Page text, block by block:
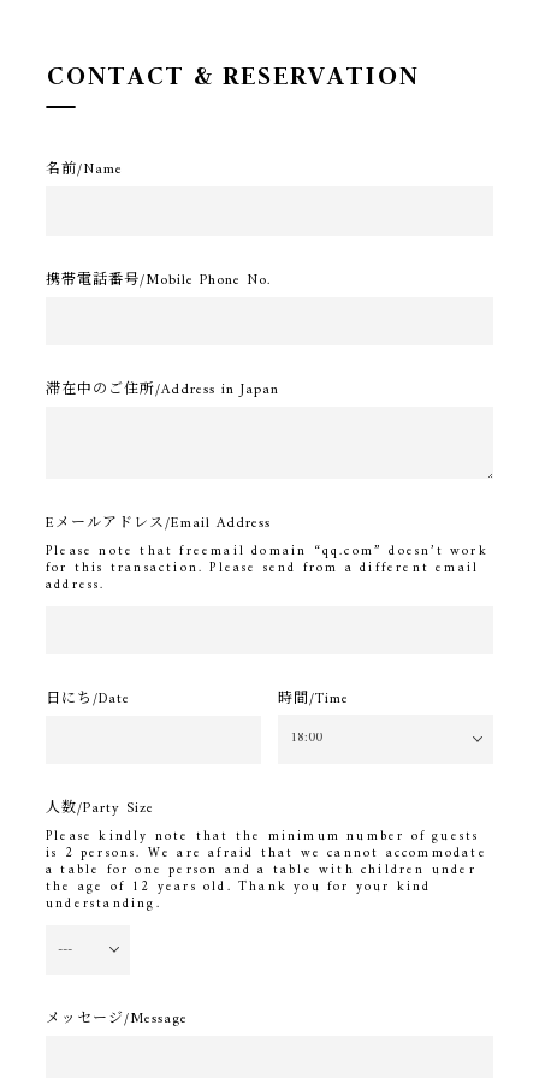
TOP
ONLINE STORE
CONTACT & RESERVATION
名前/Name
携帯電話番号/Mobile Phone No.
滞在中のご住所/Address in Japan
Eメールアドレス/Email Address
Please note that freemail domain “qq.com” doesn’t work
for this transaction. Please send from a different email
address.
日にち/Date 時間/Time
人数/Party Size
Please kindly note that the minimum number of guests
is 2 persons. We are afraid that we cannot accommodate
a table for one person and a table with children under
the age of 12 years old. Thank you for your kind
understanding.
メッセージ/Message